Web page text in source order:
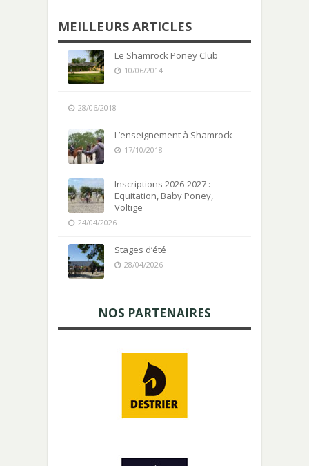
MEILLEURS ARTICLES
Le Shamrock Poney Club
10/06/2014
28/06/2018
L’enseignement à Shamrock
17/10/2018
Inscriptions 2026-2027 :
Equitation, Baby Poney,
Voltige
24/04/2026
Stages d’été
28/04/2026
NOS PARTENAIRES